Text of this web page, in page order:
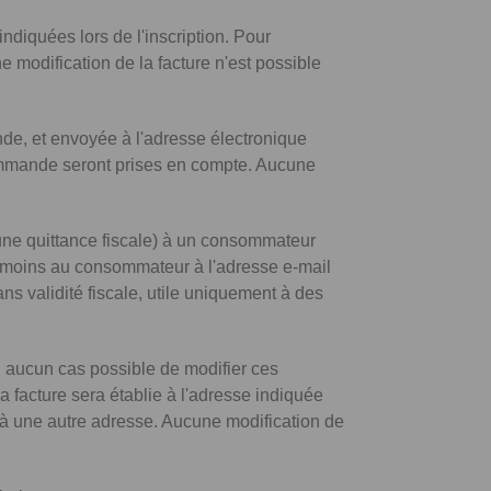
lors de l'inscription. Pour
modification de la facture n'est possible
et envoyée à l'adresse électronique
seront prises en compte. Aucune
quittance fiscale) à un consommateur
au consommateur à l'adresse e-mail
validité fiscale, utile uniquement à des
cas possible de modifier ces
facture sera établie à l'adresse indiquée
une autre adresse. Aucune modification de